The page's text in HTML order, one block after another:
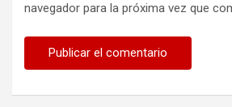
navegador para la próxima vez que